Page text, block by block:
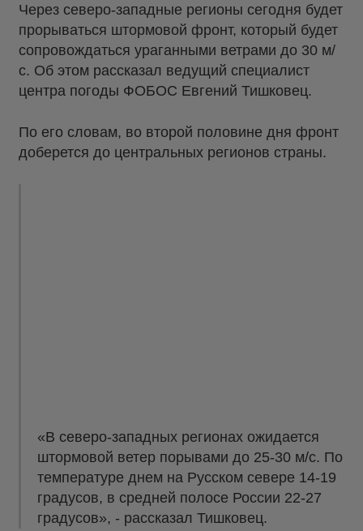
Через северо-западные регионы сегодня будет
прорываться штормовой фронт, который будет
сопровождаться ураганными ветрами до 30 м/
с. Об этом рассказал ведущий специалист
центра погоды ФОБОС Евгений Тишковец.
По его словам, во второй половине дня фронт
доберется до центральных регионов страны.
«В северо-западных регионах ожидается
штормовой ветер порывами до 25-30 м/с. По
температуре днем на Русском севере 14-19
градусов, в средней полосе России 22-27
градусов», - рассказал Тишковец.